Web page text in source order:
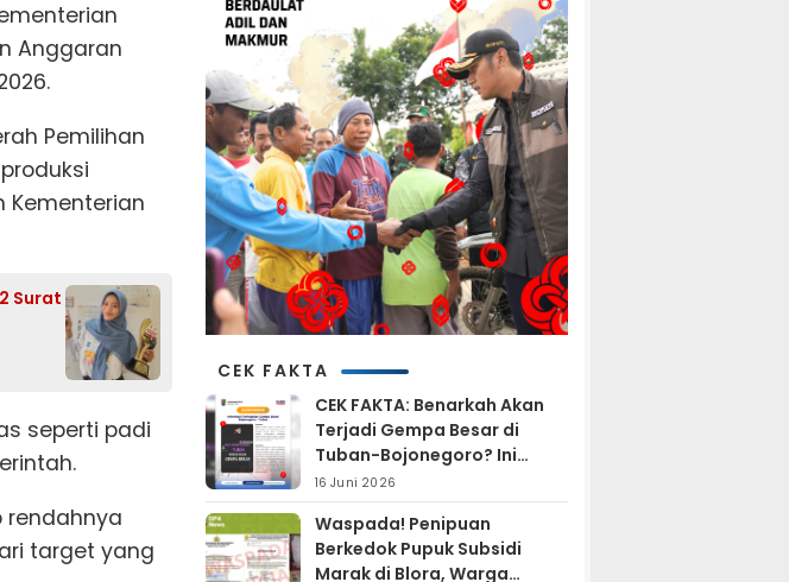
Anggaran
Pemilihan
Kementerian
Surat
seperti padi
rendahnya
target yang
CEK FAKTA
CEK FAKTA: Benarkah Akan
Terjadi Gempa Besar di
Tuban-Bojonegoro? Ini
Penjelasan BMKG
16 Juni 2026
Waspada! Penipuan
Berkedok Pupuk Subsidi
Marak di Blora, Warga